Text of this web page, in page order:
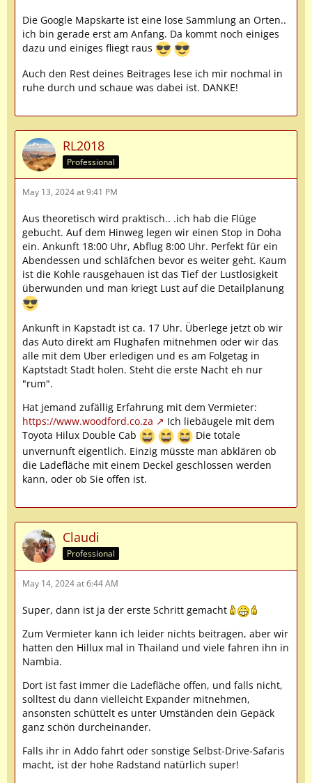
Die Google Mapskarte ist eine lose Sammlung an Orten..
ich bin gerade erst am Anfang. Da kommt noch einiges
dazu und einiges fliegt raus
Auch den Rest deines Beitrages lese ich mir nochmal in
ruhe durch und schaue was dabei ist. DANKE!
RL2018
Professional
May 13, 2024 at 9:41 PM
Aus theoretisch wird praktisch.. .ich hab die Flüge
gebucht. Auf dem Hinweg legen wir einen Stop in Doha
ein. Ankunft 18:00 Uhr, Abflug 8:00 Uhr. Perfekt für ein
Abendessen und schläfchen bevor es weiter geht. Kaum
ist die Kohle rausgehauen ist das Tief der Lustlosigkeit
überwunden und man kriegt Lust auf die Detailplanung
Ankunft in Kapstadt ist ca. 17 Uhr. Überlege jetzt ob wir
das Auto direkt am Flughafen mitnehmen oder wir das
alle mit dem Uber erledigen und es am Folgetag in
Kaptstadt Stadt holen. Steht die erste Nacht eh nur
"rum".
Hat jemand zufällig Erfahrung mit dem Vermieter:
https://www.woodford.co.za
Ich liebäugele mit dem
Toyota Hilux Double Cab
Die totale
unvernunft eigentlich. Einzig müsste man abklären ob
die Ladefläche mit einem Deckel geschlossen werden
kann, oder ob Sie offen ist.
Claudi
Professional
May 14, 2024 at 6:44 AM
Super, dann ist ja der erste Schritt gemacht
Zum Vermieter kann ich leider nichts beitragen, aber wir
hatten den Hillux mal in Thailand und viele fahren ihn in
Nambia.
Dort ist fast immer die Ladefläche offen, und falls nicht,
solltest du dann vielleicht Expander mitnehmen,
ansonsten schüttelt es unter Umständen dein Gepäck
ganz schön durcheinander.
Falls ihr in Addo fahrt oder sonstige Selbst-Drive-Safaris
macht, ist der hohe Radstand natürlich super!